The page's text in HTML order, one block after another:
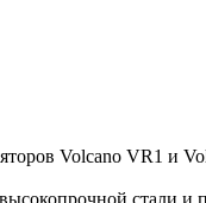
Volcano VR1 и
стали и